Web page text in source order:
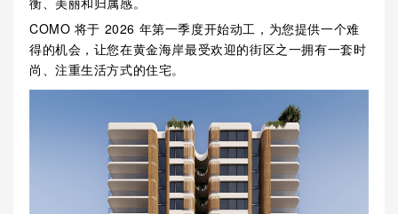
COMO 将于 2026 年第一季度开始动工，为您提供一个难
得的机会，让您在黄金海岸最受欢迎的街区之一拥有一套时
尚、注重生活方式的住宅。